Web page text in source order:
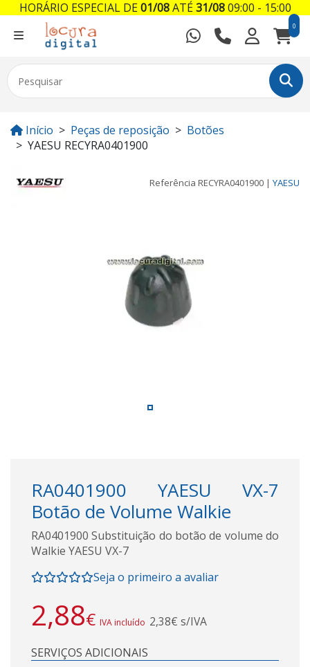
0
Início Peças de reposição
Botões
YAESU RECYRA0401900
Referência RECYRA0401900 | YAESU
RA0401900 YAESU VX-7
Botão de Volume Walkie
RA0401900 Substituição do botão de volume do
Walkie YAESU VX-7
Seja o primeiro a avaliar
2,88€ IVA incluído 2,38€ s/IVA
SERVIÇOS ADICIONAIS
HORÁRIO ESPECIAL DE01/08ATÉ31/0809:00 - 15:00